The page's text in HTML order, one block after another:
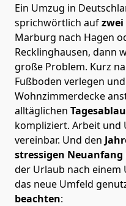
Ein Umzug in
sprichwörtlich aufzwei
Marburg nach Hagen
Recklinghausen, dann
große Problem. Kurz
Fußboden verlegen
Wohnzimmerdecke
alltäglichen
kompliziert. Arbeit und
vereinbar. Und den
stressigen Neuanfang
der Urlaub nach einem
das neue Umfeld
beachten: